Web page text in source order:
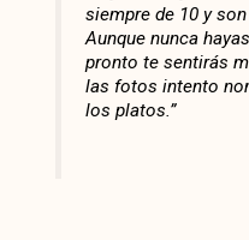
siempre de 10 y
Aunque nunca
pronto te sentirás
las fotos intento
los platos.”